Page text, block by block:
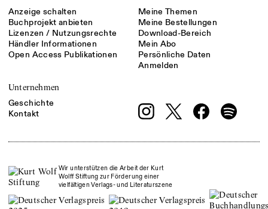
Anzeige schalten
Buchprojekt anbieten
Lizenzen / Nutzungsrechte
Händler Informationen
Open Access Publikationen
Meine Themen
Meine Bestellungen
Download-Bereich
Mein Abo
Persönliche Daten
Anmelden
Unternehmen
Geschichte
Kontakt
Wir unterstützen die Arbeit der Kurt
Wolff Stiftung zur Förderung einer
vielfältigen Verlags- und Literaturszene